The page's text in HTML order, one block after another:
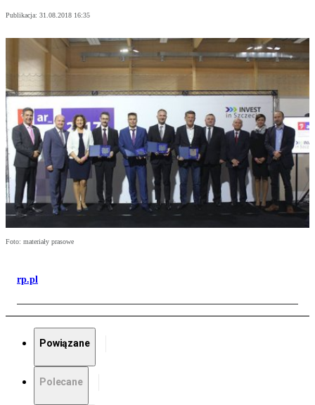
Publikacja: 31.08.2018 16:35
Foto: materiały prasowe
rp.pl
Powiązane
Polecane